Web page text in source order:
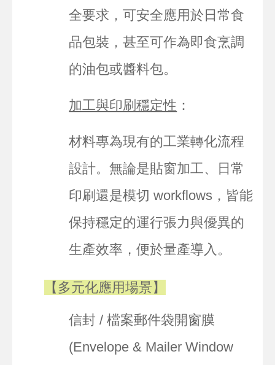
全要求，可安全應用於日常食
品包裝，甚至可作為即食烹調
的油包或醬料包。
加工與印刷穩定性 ：
材料專為現有的工業轉化流程
設計。無論是貼窗加工、日常
印刷還是模切 workflows，皆能
保持穩定的運行張力與優異的
生產效率，便於量產導入。
【多元化應用場景】
信封 / 檔案郵件袋開窗膜
(Envelope & Mailer Window